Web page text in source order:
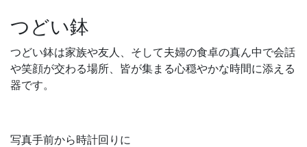
つどい鉢
つどい鉢は家族や友人、そして夫婦の食卓の真ん中で会話
や笑顔が交わる場所、皆が集まる心穏やかな時間に添える
器です。
写真手前から時計回りに